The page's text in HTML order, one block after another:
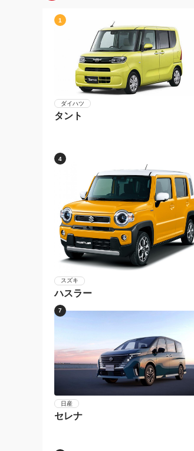
1
ダイハツ
タント
4
スズキ
ハスラー
7
日産
セレナ